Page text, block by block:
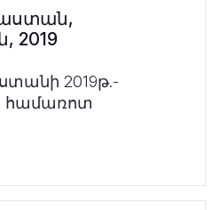
2019
2019թ.-
համառոտ